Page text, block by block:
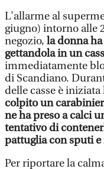
L'allarme al
giugno) intorno alle
negozio, la donna
gettandola in un
immediatamente
di Scandiano.
delle casse è
colpito un
ne ha preso a calci
tentativo di
pattuglia con sputi
Per riportare la